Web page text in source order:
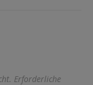
Erforderliche